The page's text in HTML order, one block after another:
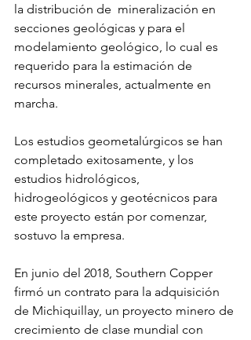
la distribución de  mineralización en
secciones geológicas y para el
modelamiento geológico, lo cual es
requerido para la estimación de
recursos minerales, actualmente en
marcha.
Los estudios geometalúrgicos se han
completado exitosamente, y los
estudios hidrológicos,
hidrogeológicos y geotécnicos para
este proyecto están por comenzar,
sostuvo la empresa.
En junio del 2018, Southern Copper
firmó un contrato para la adquisición
de Michiquillay, un proyecto minero de
crecimiento de clase mundial con